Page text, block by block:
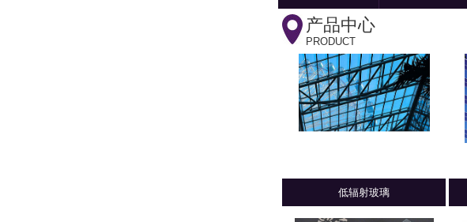
产品中心
PRODUCT
低辐射玻璃